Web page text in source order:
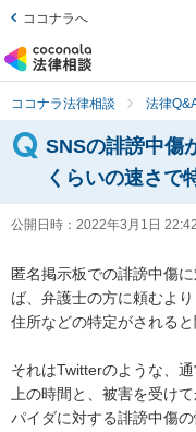
ココナラへ
ココナラ法律相談 法律
SNSの誹謗中傷
くらいの速さで
公開日時： 2022年3月1日 22:42
匿名掲示板での誹謗中傷
ば、弁護士の方に頼むよ
住所などの特定がされる
それはTwitterのような、
上の時間と、被害を受け
パイダに対する誹謗中傷